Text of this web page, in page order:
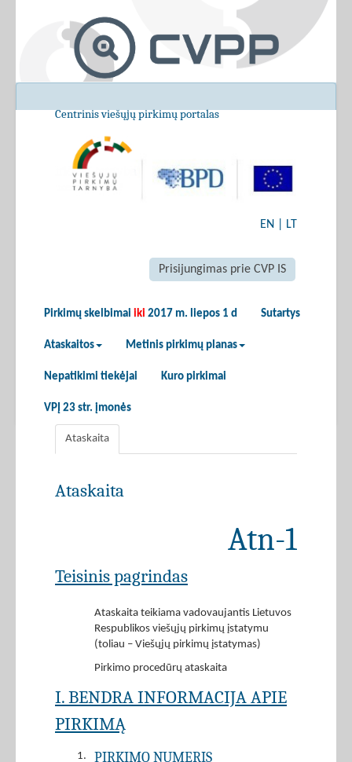
Centrinis viešųjų pirkimų portalas
EN LT
Prisijungimas prie CVP IS
Pirkimų skelbimai iki 2017 m. liepos 1 d Sutartys
Ataskaitos Metinis pirkimų planas
Nepatikimi tiekėjai Kuro pirkimai
VPĮ 23 str. įmonės
Ataskaita
Ataskaita
Atn-1
Teisinis pagrindas
Ataskaita teikiama vadovaujantis Lietuvos
Respublikos viešųjų pirkimų įstatymu
(toliau – Viešųjų pirkimų įstatymas)
Pirkimo procedūrų ataskaita
I. BENDRA INFORMACIJA APIE
PIRKIMĄ
1. PIRKIMO NUMERIS